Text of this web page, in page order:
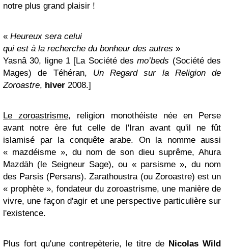
notre plus grand plaisir !
« Heureux sera celui
qui est à la recherche du bonheur des autres »
Yasnâ 30, ligne 1 [La Société desmo’beds (Société des
Mages)
de Téhéran, Un Regard sur la Religion de
Zoroastre, hiver 2008.]
Le zoroastrisme, religion monothéiste née en Perse
avant notre ère fut celle de l'Iran avant qu'il ne fût
islamisé par la conquête arabe. On la nomme aussi
« mazdéisme », du nom de son dieu suprême, Ahura
Mazdāh (le Seigneur Sage), ou « parsisme », du nom
des Parsis (Persans). Zarathoustra (ou Zoroastre) est un
« prophète », fondateur du zoroastrisme, une manière de
vivre, une façon d'agir et une perspective particulière sur
l'existence.
Plus fort qu'une contrepèterie, le titre de Nicolas Wild